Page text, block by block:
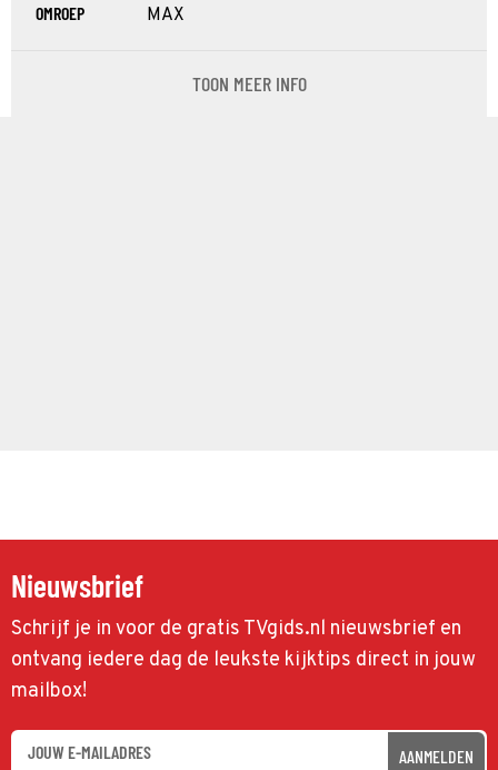
OMROEP MAX
TOON MEER INFO
Nieuwsbrief
Schrijf je in voor de gratis TVgids.nl nieuwsbrief en
ontvang iedere dag de leukste kijktips direct in jouw
mailbox!
AANMELDEN